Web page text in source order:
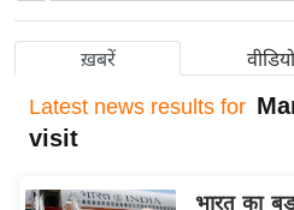
ष्ट्री
अं
त
ख़बरें वीडियो
Latest news results for
visit
भारत का